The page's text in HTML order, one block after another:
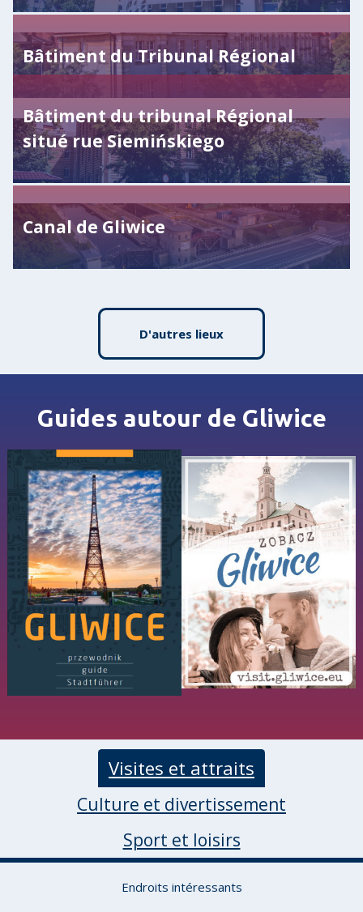
Bâtiment du Tribunal Régional
Bâtiment du tribunal Régional
situé rue Siemińskiego
Canal de Gliwice
D'autres lieux
Guides autour de Gliwice
Visites et attraits
Culture et divertissement
Sport et loisirs
Endroits intéressants